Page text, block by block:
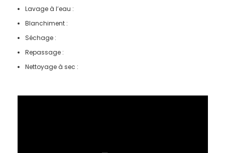
Lavage à l’eau :
Blanchiment :
Séchage :
Repassage :
Nettoyage à sec :